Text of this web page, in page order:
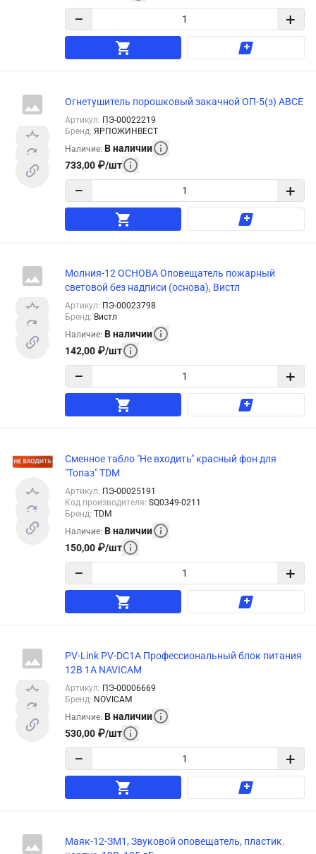
− +
Огнетушитель порошковый закачной ОП-5(з) АВСЕ
Артикул: ПЭ-00022219
Бренд: ЯРПОЖИНВЕСТ
Наличие: В наличии
733,00 ₽/шт
− +
Молния-12 ОСНОВА Оповещатель пожарный
световой без надписи (основа), Вистл
Артикул: ПЭ-00023798
Бренд: Вистл
Наличие: В наличии
142,00 ₽/шт
− +
Сменное табло "Не входить" красный фон для
"Топаз" TDM
Артикул: ПЭ-00025191
Код производителя: SQ0349-0211
Бренд: TDM
Наличие: В наличии
150,00 ₽/шт
− +
PV-Link PV-DC1A Профессиональный блок питания
12В 1A NAVICAM
Артикул: ПЭ-00006669
Бренд: NOVICAM
Наличие: В наличии
530,00 ₽/шт
− +
Маяк-12-ЗМ1, Звуковой оповещатель, пластик.